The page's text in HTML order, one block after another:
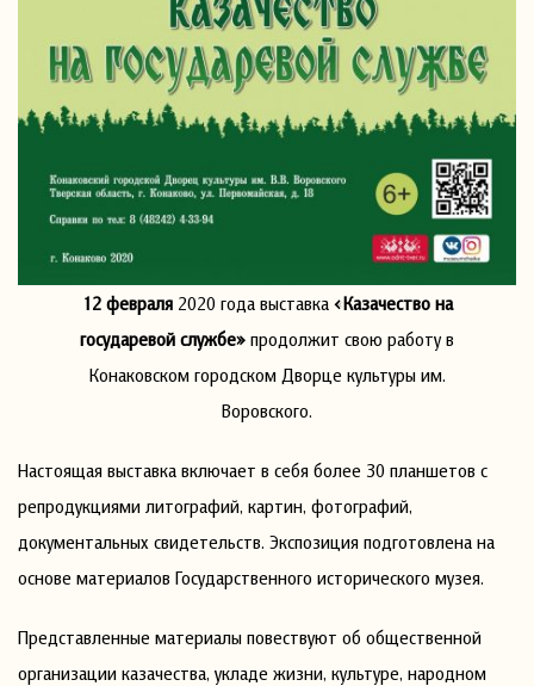
12 февраля2020 года выставка «Казачество на
государевой службе» продолжит свою работу в
Конаковском городском Дворце культуры им.
Воровского.
Настоящая выставка включает в себя более 30 планшетов с
репродукциями литографий, картин, фотографий,
документальных свидетельств. Экспозиция подготовлена на
основе материалов Государственного исторического музея.
Представленные материалы повествуют об общественной
организации казачества, укладе жизни, культуре, народном